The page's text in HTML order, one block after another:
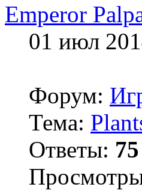
Emperor
01 июл
Форум:
Тема:
Ответы: 75